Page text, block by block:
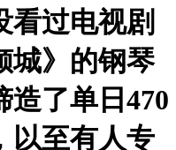
看过电视剧
城》的钢琴
造了单日470
以至有人专